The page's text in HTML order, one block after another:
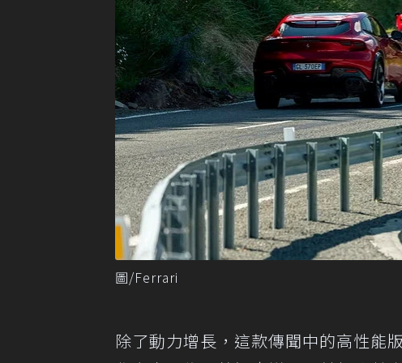
圖/Ferrari
除了動力增長，這款傳聞中的高性能